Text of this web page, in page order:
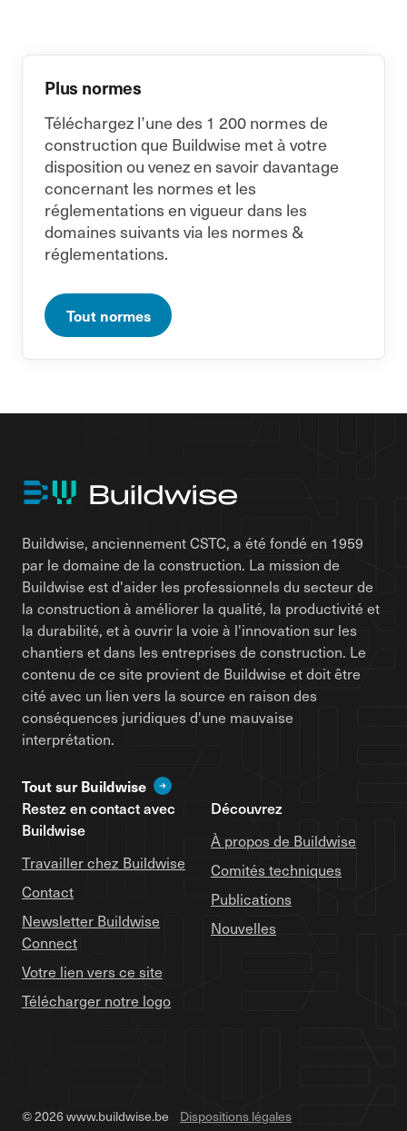
Plus normes
Téléchargez l’une des 1 200 normes de
construction que Buildwise met à votre
disposition ou venez en savoir davantage
concernant les normes et les
réglementations en vigueur dans les
domaines suivants via les normes &
réglementations.
Tout normes
Buildwise, anciennement CSTC, a été fondé en 1959
par le domaine de la construction. La mission de
Buildwise est d'aider les professionnels du secteur de
la construction à améliorer la qualité, la productivité et
la durabilité, et à ouvrir la voie à l'innovation sur les
chantiers et dans les entreprises de construction. Le
contenu de ce site provient de Buildwise et doit être
cité avec un lien vers la source en raison des
conséquences juridiques d'une mauvaise
interprétation.
Tout sur Buildwise
Restez en contact avec
Buildwise
Travailler chez Buildwise
Contact
Newsletter Buildwise
Connect
Votre lien vers ce site
Télécharger notre logo
Découvrez
À propos de Buildwise
Comités techniques
Publications
Nouvelles
© 2026 www.buildwise.be Dispositions légales